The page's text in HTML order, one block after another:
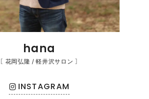
hana
［ 花岡弘隆 / 軽井沢サロン ］
INSTAGRAM